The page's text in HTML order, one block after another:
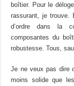
boîtier. Pour le
rassurant, je trouve.
d’ordre dans la
composantes du
robustesse. Tous,
Je ne veux pas dire
moins solide que